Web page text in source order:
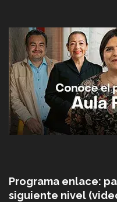
Programa enlace:
siguiente nivel